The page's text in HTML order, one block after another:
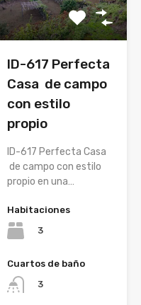
ID-617 Perfecta
Casa de campo
con estilo
propio
ID-617 Perfecta Casa
de campo con estilo
propio en una…
Habitaciones
3
Cuartos de baño
3